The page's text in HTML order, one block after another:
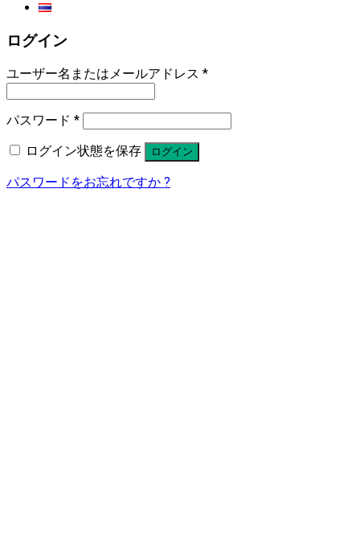
ログイン
ユーザー名またはメールアドレス *
パスワード *
ログイン状態を保存
ログイン
パスワードをお忘れですか ?